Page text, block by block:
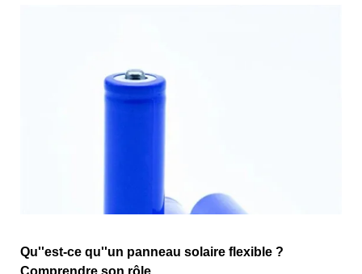
Qu''est-ce qu''un panneau solaire flexible ?
Comprendre son rôle